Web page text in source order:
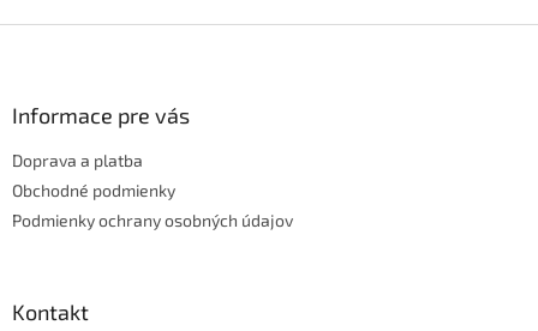
Informace pre vás
Doprava a platba
Obchodné podmienky
Podmienky ochrany osobných údajov
Kontakt